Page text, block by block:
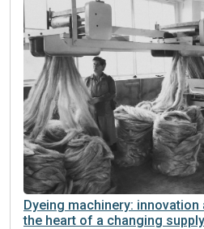
Dyeing machinery:
the heart of a changing